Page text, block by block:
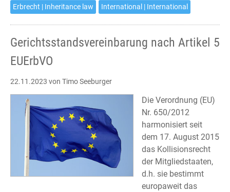
Regulation
Erbrecht | Inheritance law
International | International
Gerichtsstandsvereinbarung nach Artikel 5
EUErbVO
22.11.2023 von Timo Seeburger
Die Verordnung (EU)
Nr. 650/2012
harmonisiert seit
dem 17. August 2015
das Kollisionsrecht
der Mitgliedstaaten,
d.h. sie bestimmt
europaweit das